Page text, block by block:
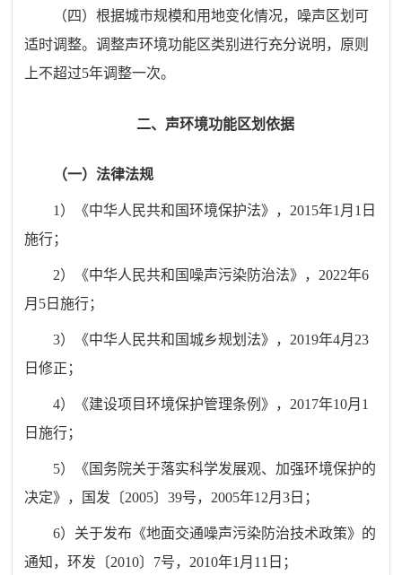
（四）根据城市规模和用地变化情况，噪声区划可
适时调整。调整声环境功能区类别进行充分说明， 原则
上不超过5年调整一次。
二、 声环境功能区划依据
（一）法律法规
1 ）《中华人民共和国环境保护法》， 2015年1 月 1 日
施行；
2）《中华人民共和国噪声污染防治法》， 2022年6
月 5 日施行；
3）《中华人民共和国城乡规划法》， 2019年4月 23
日修正；
4）《建设项目环境保护管理条例》， 2017年10月 1
日施行；
5）《国务院关于落实科学发展观、加强环境保护的
决定》，国发〔2005〕39号， 2005年12月3 日；
6）关于发布《地面交通噪声污染防治技术政策》的
通知，环发〔2010〕 7号， 2010年1 月 11 日；